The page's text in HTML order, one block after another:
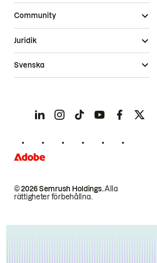
Community
© 2026 Semrush Holdings.Alla
rättigheter förbehållna.
Juridik
Svenska